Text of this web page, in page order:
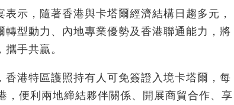
表示，隨著香港與卡塔爾經濟結構日趨多元，
型動力、內地專業優勢及香港聯通能力，將
手共贏。
港特區護照持有人可免簽證入境卡塔爾，每
，便利兩地締結夥伴關係、開展商貿合作、享